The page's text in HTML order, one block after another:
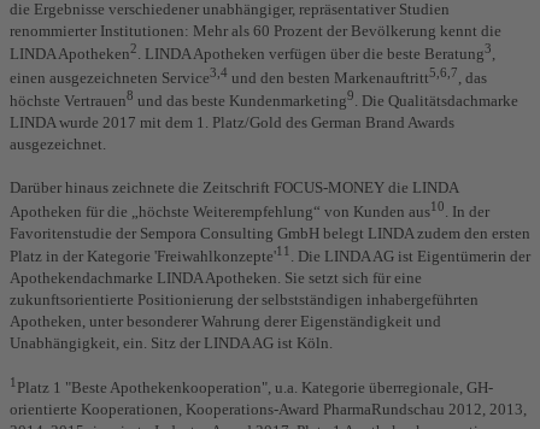
die Ergebnisse verschiedener unabhängiger, repräsentativer Studien
renommierter Institutionen: Mehr als 60 Prozent der Bevölkerung kennt die
LINDA Apotheken2. LINDA Apotheken verfügen über die beste Beratung3,
einen ausgezeichneten Service3,4 und den besten Markenauftritt5,6,7 , das
höchste Vertrauen8 und das beste Kundenmarketing9. Die Qualitätsdachmarke
LINDA wurde 2017 mit dem 1. Platz/Gold des German Brand Awards
ausgezeichnet.
Darüber hinaus zeichnete die Zeitschrift FOCUS-MONEY die LINDA
Apotheken für die „höchste Weiterempfehlung“ von Kunden aus10
. In der
Favoritenstudie der Sempora Consulting GmbH belegt LINDA zudem den ersten
Platz in der Kategorie 'Freiwahlkonzepte'11
. Die LINDA AG ist Eigentümerin der
Apothekendachmarke LINDA Apotheken. Sie setzt sich für eine
zukunftsorientierte Positionierung der selbstständigen inhabergeführten
Apotheken, unter besonderer Wahrung derer Eigenständigkeit und
Unabhängigkeit, ein. Sitz der LINDA AG ist Köln.
1 Platz 1 "Beste Apothekenkooperation", u.a. Kategorie überregionale, GH-
orientierte Kooperationen, Kooperations-Award PharmaRundschau 2012, 2013,